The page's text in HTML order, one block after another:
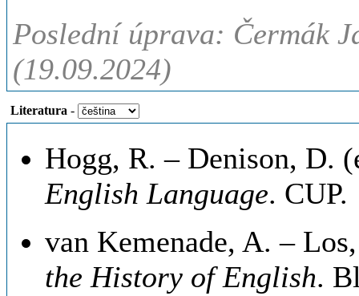
Poslední úprava: Čermák
(19.09.2024)
Literatura -
Hogg, R. – Denison, D.
English Language. CUP.
van Kemenade, A. –
the History of English.